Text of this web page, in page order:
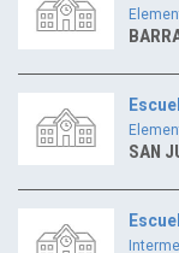
SAN